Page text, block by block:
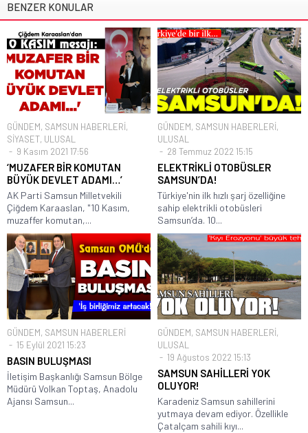
BENZER KONULAR
GÜNDEM, SAMSUN HABERLERİ,
SİYASET, ULUSAL
9 Kasım 2021 17:56
‘MUZAFER BİR KOMUTAN
BÜYÜK DEVLET ADAMI…’
AK Parti Samsun Milletvekili
Çiğdem Karaaslan, "10 Kasım,
muzaffer komutan,...
GÜNDEM, SAMSUN HABERLERİ,
ULUSAL
28 Temmuz 2022 15:15
ELEKTRİKLİ OTOBÜSLER
SAMSUN’DA!
Türkiye'nin ilk hızlı şarj özelliğine
sahip elektrikli otobüsleri
Samsun’da. 10...
GÜNDEM, SAMSUN HABERLERİ
15 Eylül 2021 15:23
BASIN BULUŞMASI
İletişim Başkanlığı Samsun Bölge
Müdürü Volkan Toptaş, Anadolu
Ajansı Samsun...
GÜNDEM, SAMSUN HABERLERİ,
ULUSAL
19 Ağustos 2022 15:13
SAMSUN SAHİLLERİ YOK
OLUYOR!
Karadeniz Samsun sahillerini
yutmaya devam ediyor. Özellikle
Çatalçam sahili kıyı...